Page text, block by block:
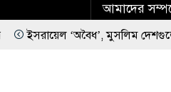
আমাদের
মুসলিম দেশগুলোকে তাদের বিরুদ্ধে